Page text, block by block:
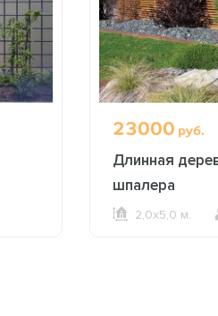
23000 руб.
Длинная
шпалера
2,0х5,0 м.